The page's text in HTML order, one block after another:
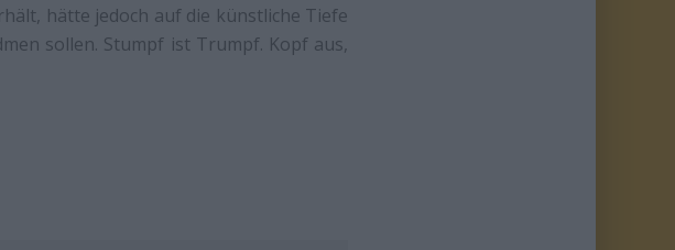
hätte jedoch auf die künstliche Tiefe
sollen. Stumpf ist Trumpf. Kopf aus,